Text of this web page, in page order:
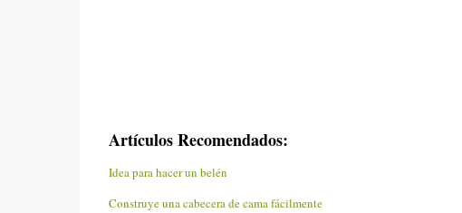
Artículos Recomendados:
Idea para hacer un belén
Construye una cabecera de cama fácilmente